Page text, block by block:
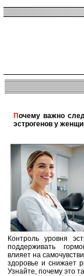
Почему важно следить за уровнем
эстрогенов у
Контроль уровня
поддерживать
влияет на
здоровье и снижает
Узнайте, почему это